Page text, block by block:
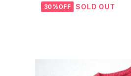
30%OFF SOLD OUT